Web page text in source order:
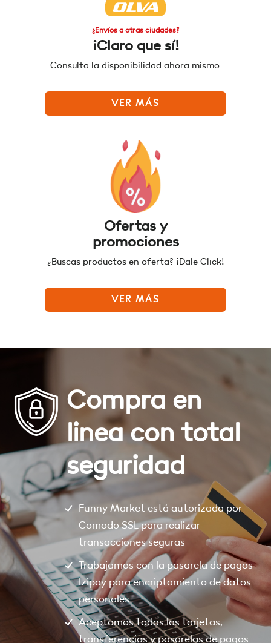
¿Envíos a otras ciudades?
¡Claro que sí!
Consulta la disponibilidad ahora mismo.
VER MÁS
Ofertas y
promociones
¿Buscas productos en oferta? ¡Dale Click!
VER MÁS
Compra en
linea con total
seguridad
Funny Market está autorizada por
Comodo SSL para realizar
transacciones seguras
Trabajamos con la pasarela de pagos
Izipay para encriptamiento de datos
personales
Aceptamos todas las tarjetas,
transferencias y pasarelas de pagos